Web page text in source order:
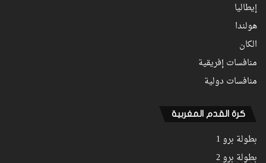
إيطاليا
هولندا
الكان
منافسات إفريقية
منافسات دولية
كرة القدم المغربية
بطولة برو 1
بطولة برو 2